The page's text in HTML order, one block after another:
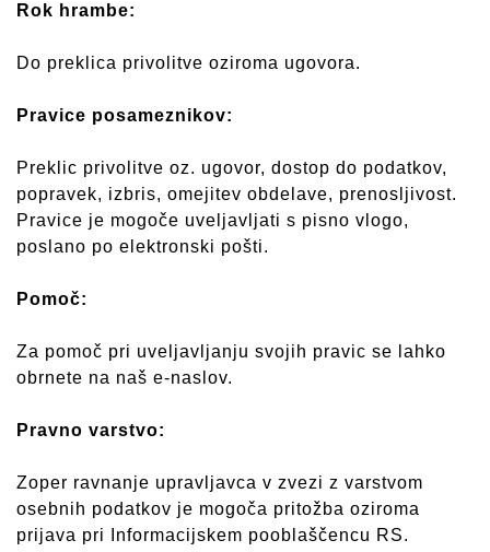
Rok hrambe:
Do preklica privolitve oziroma ugovora.
Pravice posameznikov:
Preklic privolitve oz. ugovor, dostop do podatkov,
popravek, izbris, omejitev obdelave, prenosljivost.
Pravice je mogoče uveljavljati s pisno vlogo,
poslano po elektronski pošti.
Pomoč:
Za pomoč pri uveljavljanju svojih pravic se lahko
obrnete na naš e-naslov.
Pravno varstvo:
Zoper ravnanje upravljavca v zvezi z varstvom
osebnih podatkov je mogoča pritožba oziroma
prijava pri Informacijskem pooblaščencu RS.